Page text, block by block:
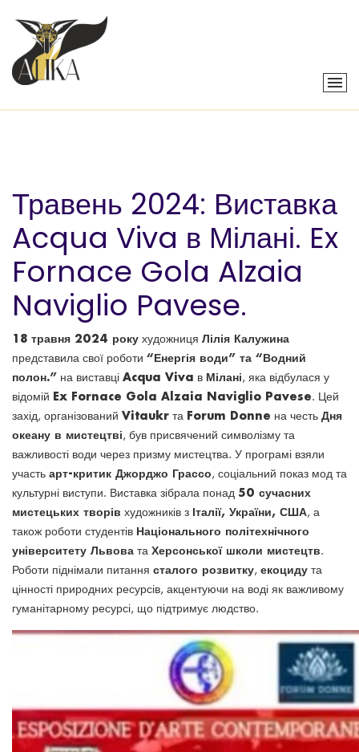
Травень 2024: Виставка
Acqua Viva в Мілані. Ex
Fornace Gola Alzaia
Naviglio Pavese.
18 травня 2024 року художниця Лілія Калужина
представила свої роботи “Енергія води” та “Водний
полон.” на виставці Acqua Viva в Мілані, яка відбулася у
відомій Ex Fornace Gola Alzaia Naviglio Pavese. Цей
захід, організований Vitaukr та Forum Donne на честь Дня
океану в мистецтві, був присвячений символізму та
важливості води через призму мистецтва. У програмі взяли
участь арт-критик Джорджо Грассо, соціальний показ мод та
культурні виступи. Виставка зібрала понад 50 сучасних
мистецьких творів художників з Італії, України, США, а
також роботи студентів Національного політехнічного
університету Львова та Херсонської школи мистецтв.
Роботи піднімали питання сталого розвитку, екоциду та
цінності природних ресурсів, акцентуючи на воді як важливому
гуманітарному ресурсі, що підтримує людство.